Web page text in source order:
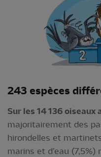
243 espèces diffé
Sur les 14 136 oiseaux
majoritairement des
hirondelles et
marins et d’eau